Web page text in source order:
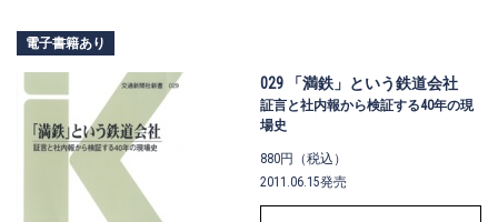
電子書籍あり
029 「満鉄」という鉄道会社
証言と社内報から検証する40年の現
場史
880円（税込）
2011.06.15発売